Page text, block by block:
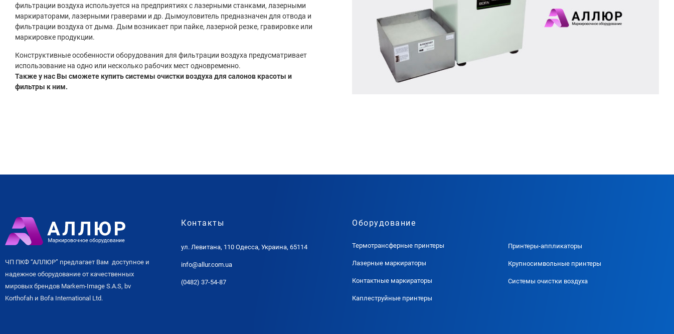
фильтрации воздуха используется на предприятиях с лазерными станками, лазерными
маркираторами, лазерными граверами и др. Дымоуловитель предназначен для отвода и
фильтрации воздуха от дыма. Дым возникает при пайке, лазерной резке, гравировке или
маркировке продукции.
Конструктивные особенности оборудования для фильтрации воздуха предусматривает
использование на одно или несколько рабочих мест одновременно.
Также у нас Вы сможете купить системы очистки воздуха для салонов красоты и
фильтры к ним.
ЧП ПКФ “АЛЛЮР” предлагает Вам доступное и
надежное оборудование от качественных
мировых брендов Markem-Image S.A.S, bv
Korthofah и Bofa International Ltd.
Контакты
ул. Левитана, 110 Одесса, Украина, 65114
info@allur.com.ua
(0482) 37-54-87
Оборудование
Термотрансферные принтеры
Лазерные маркираторы
Контактные маркираторы
Каплеструйные принтеры
Принтеры-аппликаторы
Крупносимвольные принтеры
Системы очистки воздуха